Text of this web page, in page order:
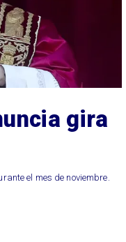
gira
el mes de noviembre.